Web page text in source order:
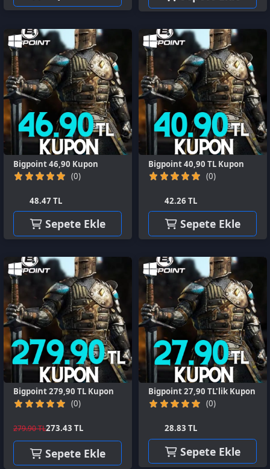
Bigpoint 46,90 Kupon
(0)
48.47 TL
Sepete Ekle
Bigpoint 40,90 TL Kupon
(0)
42.26 TL
Sepete Ekle
279.90 TL 273.43 TL
Sepete Ekle
(0)
28.83 TL
Sepete Ekle